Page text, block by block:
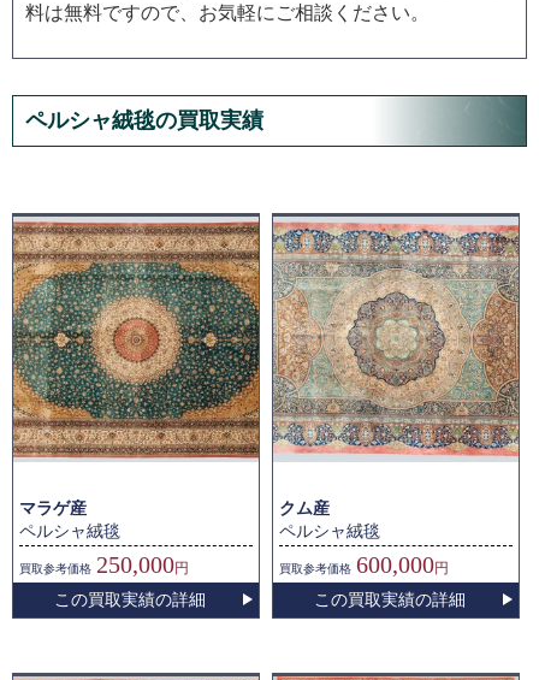
料は無料ですので、お気軽にご相談ください。
ペルシャ絨毯の買取実績
マラゲ産
ペルシャ絨毯
買取参考価格 250,000円
この買取実績の詳細
クム産
ペルシャ絨毯
買取参考価格 600,000円
この買取実績の詳細